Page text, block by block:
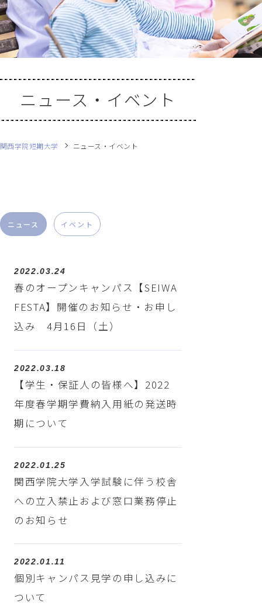
ニュース・イベント
関西学院短期大学 ニュース・イベント
ニュース イベント
2022.03.24
春のオープンキャンパス【SEIWA
FESTA】開催のお知らせ・お申し
込み 4月16日（土）
2022.03.18
【学生・保証人の皆様へ】2022
年度春学期学費納入用紙の発送時
期について
2022.01.25
関西学院大学入学試験に伴う校舎
への立入禁止および窓口業務停止
のお知らせ
2022.01.11
個別キャンパス見学の申し込みに
ついて